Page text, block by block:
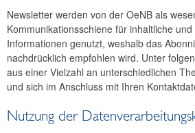
Newsletter werden von der OeNB als
Kommunikationsschiene für inhaltliche
Informationen genutzt, weshalb das
nachdrücklich empfohlen wird. Unter
aus einer Vielzahl an unterschiedlichen
und sich im Anschluss mit Ihren
Nutzung der